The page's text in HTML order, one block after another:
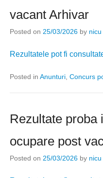
vacant Arhivar
Posted on 25/03/2026 by nicu
Rezultatele pot fi
Posted in Anunturi Concurs
Rezultate proba
ocupare post
Posted on 25/03/2026 by nicu